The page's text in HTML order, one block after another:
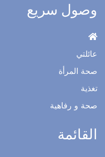
وصول سريع
عائلتي
صحة المرأة
تغذية
صحة و رفاهية
القائمة